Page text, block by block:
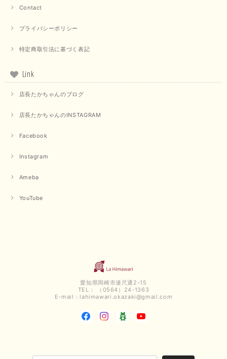
Contact
プライバシーポリシー
特定商取引法に基づく表記
Link
店長たかちゃんのブログ
店長たかちゃんのINSTAGRAM
Facebook
Instagram
Ameba
YouTube
愛知県岡崎市連尺通2-15
TEL： （0564）24-1363
E-mail： lahimawari.okazaki@gmail.com